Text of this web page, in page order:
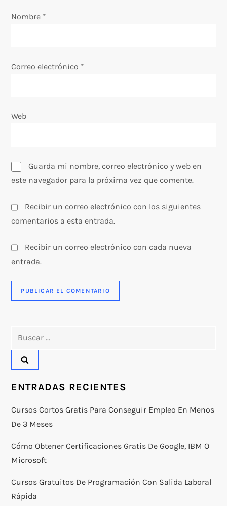
n
r
d
s
Nombre *
Correo electrónico *
Web
Guarda mi nombre, correo electrónico y web en
este navegador para la próxima vez que comente.
Recibir un correo electrónico con los siguientes
comentarios a esta entrada.
Recibir un correo electrónico con cada nueva
entrada.
ENTRADAS RECIENTES
Cursos Cortos Gratis Para Conseguir Empleo En Menos
De 3 Meses
Cómo Obtener Certificaciones Gratis De Google, IBM O
Microsoft
Cursos Gratuitos De Programación Con Salida Laboral
Rápida